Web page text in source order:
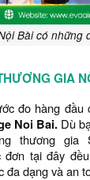
Bài có những
GIA
đo hàng đầu
Noi Bai. Dù
thương gia
đơn tại đây
đa dạng và an